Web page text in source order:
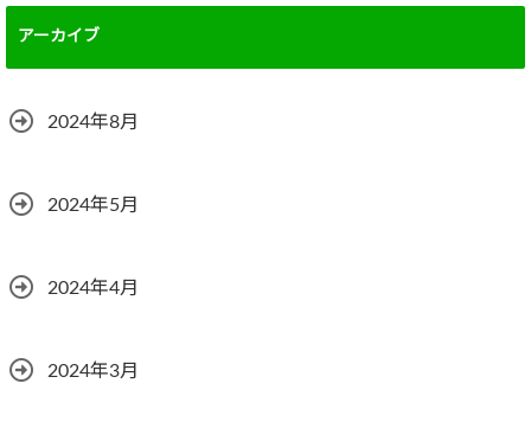
アーカイブ
2024年8月
2024年5月
2024年4月
2024年3月